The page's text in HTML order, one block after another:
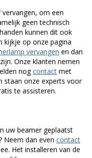
om een
geen technisch
kunnen dit ook
kijkje op onze pagina
vervangen en dan
Onze klanten nemen
nogcontact met
staan onze experts voor
te assisteren.
uw beamer geplaatst
Neem dan even contact
Het installeren van de